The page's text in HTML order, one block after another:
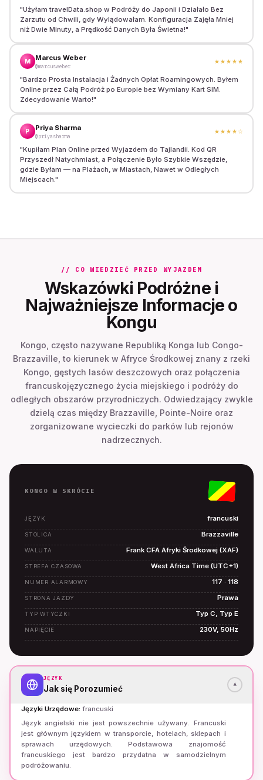
"Użyłam travelData.shop w Podróży do Japonii i Działało Bez
Zarzutu od Chwili, gdy Wylądowałam. Konfiguracja Zajęła Mniej
niż Dwie Minuty, a Prędkość Danych Była Świetna!"
M Marcus Weber
@marcusweber
★★★★★
"Bardzo Prosta Instalacja i Żadnych Opłat Roamingowych. Byłem
Online przez Całą Podróż po Europie bez Wymiany Kart SIM.
Zdecydowanie Warto!"
P Priya Sharma
@priyasharma
★★★★ ☆
"Kupiłam Plan Online przed Wyjazdem do Tajlandii. Kod QR
Przyszedł Natychmiast, a Połączenie Było Szybkie Wszędzie,
gdzie Byłam — na Plażach, w Miastach, Nawet w Odległych
Miejscach. "
// CO WIEDZIEĆ PRZED WYJAZDEM
Wskazówki Podróżne i
Najważniejsze Informacje o
Kongu
Kongo, często nazywane Republiką Konga lub Congo-
Brazzaville, to kierunek w Afryce Środkowej znany z rzeki
Kongo, gęstych lasów deszczowych oraz połączenia
francuskojęzycznego życia miejskiego i podróży do
odległych obszarów przyrodniczych. Odwiedzający zwykle
dzielą czas między Brazzaville, Pointe-Noire oraz
zorganizowane wycieczki do parków lub rejonów
nadrzecznych.
KONGO W SKRÓCIE
JĘZYK francuski
STOLICA Brazzaville
WALUTA Frank CFA Afryki Środkowej (XAF)
STREFA CZASOWA West Africa Time (UTC+1)
NUMER ALARMOWY 117 · 118
STRONA JAZDY Prawa
TYP WTYCZKI Typ C, Typ E
NAPIĘCIE 230V, 50Hz
JĘZYK
Jak się Porozumieć ▾
Języki Urzędowe: francuski
Język angielski nie jest powszechnie używany. Francuski
jest głównym językiem w transporcie, hotelach, sklepach i
sprawach urzędowych. Podstawowa znajomość
francuskiego jest bardzo przydatna w samodzielnym
podróżowaniu.